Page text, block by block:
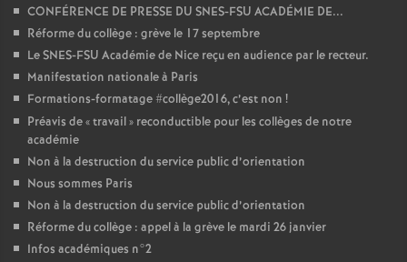
CONFÉRENCE DE PRESSE DU SNES-FSU ACADÉMIE DE...
Réforme du collège : grève le 17 septembre
Le SNES-FSU Académie de Nice reçu en audience par le recteur.
Manifestation nationale à Paris
Formations-formatage #collège2016, c’est non !
Préavis de «travail» reconductible pour les collèges de notre
académie
Non à la destruction du service public d’orientation
Nous sommes Paris
Non à la destruction du service public d’orientation
Réforme du collège : appel à la grève le mardi 26 janvier
Infos académiques n°2